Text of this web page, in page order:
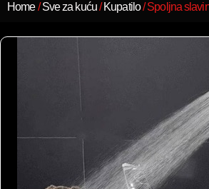
Home/Sve za kuću/Kupatilo/ Spoljna